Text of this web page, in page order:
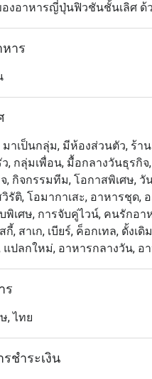
งอาหารญี่ปุ่นฟิวชันชั้นเลิศ ด้
ยรสชาติ สัมผัสความสร้างสร
ถิ่นและจากทั่วโลก มีให้เลือกทั้
เพลิดเพลินกับศิลปะ
หาร
มาเป็นกลุ่ม, มีห้องส่วนตัว, ร้า
, กลุ่มเพื่อน, มื้อกลางวันธุรกิจ
, กิจกรรมทีม, โอกาสพิเศษ, วั
วิรัติ, โอมากาเสะ, อาหารชุด,
พิเศษ, การจับคู่ไวน์, คนรักอา
กี้, สาเก, เบียร์, ค็อกเทล, ดั้งเ
แปลกใหม่, อาหารกลางวัน, อ
ร
, ไทย
ชำระเงิน